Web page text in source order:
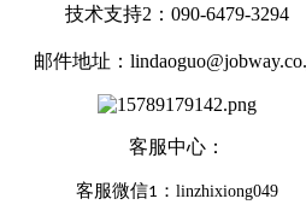
技术支持2：090-6479-3294
邮件地址：
客服中心：
客服微信1： linzhixiong049